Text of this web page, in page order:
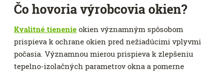
Čo hovoria výrobcovia okien?
Kvalitné tienenie okien významným spôsobom
prispieva k ochrane okien pred nežiadúcimi vplyvmi
počasia. Významnou mierou prispieva k zlepšeniu
tepelno-izolačných parametrov okna a pomerne